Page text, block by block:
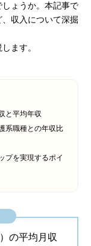
ょうか。本記事で
収入について深掘
ます。
と平均年収
系職種との年収比
プを実現するポイ
の平均月収